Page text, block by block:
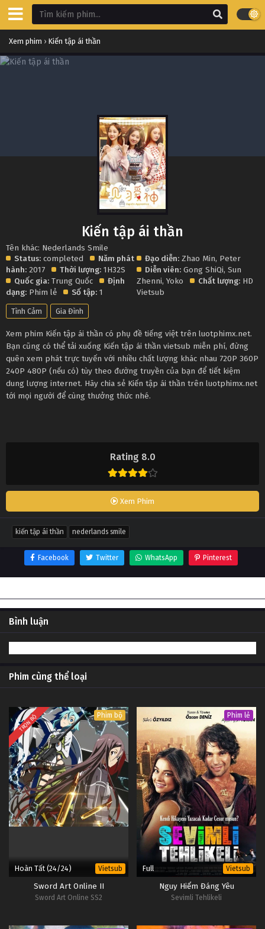
Xem phim › Kiến tập ái thần
Rating 8.0
Xem Phim
Kiến tập ái thần
Tên khác: Nederlands Smile
Status: completed
Năm phát
hành: 2017 Thời lượng: 1H32S
Quốc gia: Trung Quốc
Định
dạng: Phim lẻ Số tập: 1
Đạo diễn: Zhao Min, Peter
Diễn viên: Gong ShiQi,Sun
Zhenni,Yoko Chất lượng:
Vietsub
Tình Cảm Gia Đình
Xem phim Kiến tập ái thần có phụ đề tiếng việt trên luotphimx.net.
Bạn cũng có thể tải xuống Kiến tập ái thần vietsub miễn phí, đừng
quên xem phát trực tuyến với nhiều chất lượng khác nhau 720P 360P
240P 480P (nếu có) tùy theo đường truyền của bạn để tiết kiệm
dung lượng internet. Hãy chia sẻ Kiến tập ái thần trên luotphimx.net
tới mọi người để cùng thưởng thức nhé.
kiến tập ái thần nederlands smile
Facebook Twitter WhatsApp Pinterest
Bình luận
Phim cùng thể loại
TRỌN BỘ Phim bộ
Hoàn Tất (24/24) Vietsub
Sword Art Online II
Sword Art Online SS2
Phim lẻ
Full Vietsub
Nguy Hiểm Đáng Yêu
Sevimli Tehlikeli